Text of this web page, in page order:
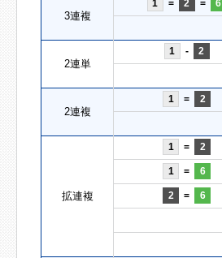
3連複
1 = 2 = 6
2連単
1 - 2
2連複
1 = 2
拡連複
1 = 2
1 = 6
2 = 6